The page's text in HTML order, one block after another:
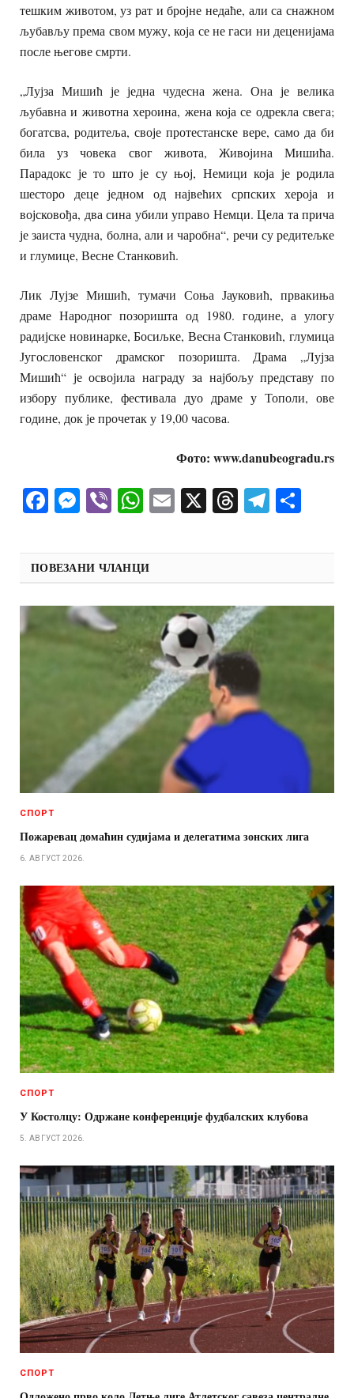
тешким животом, уз рат и бројне недаће, али са снажном
љубављу према свом мужу, која се не гаси ни деценијама
после његове смрти.
„Лујза Мишић је једна чудесна жена. Она је велика
љубавна и животна хероина, жена која се одрекла свега;
богатсва, родитеља, своје протестанске вере, само да би
била уз човека свог живота, Живојина Мишића.
Парадокс је то што је су њој, Немици која је родила
шесторо деце једном од највећих српских хероја и
војсковођа, два сина убили управо Немци. Цела та прича
је заиста чудна, болна, али и чаробна“, речи су редитељке
и глумице, Весне Станковић.
Лик Лујзе Мишић, тумачи Соња Јауковић, првакиња
драме Народног позоришта од 1980. године, а улогу
радијске новинарке, Босиљке, Весна Станковић, глумица
Југословенског драмског позоришта. Драма „Лујза
Мишић“ је освојила награду за најбољу представу по
избору публике, фестивала дуо драме у Тополи, ове
године, док је прочетак у 19,00 часова.
Фото: www.danubeogradu.rs
Facebook
Messenger
ViberWhatsApp
Email
X Threads
ПОВЕЗАНИ ЧЛАНЦИ
СПОРТ
Пожаревац домаћин судијама и делегатима зонских лига
6. АВГУСТ 2026.
СПОРТ
У Костолцу: Одржане конференције фудбалских клубова
5. АВГУСТ 2026.
СПОРТ